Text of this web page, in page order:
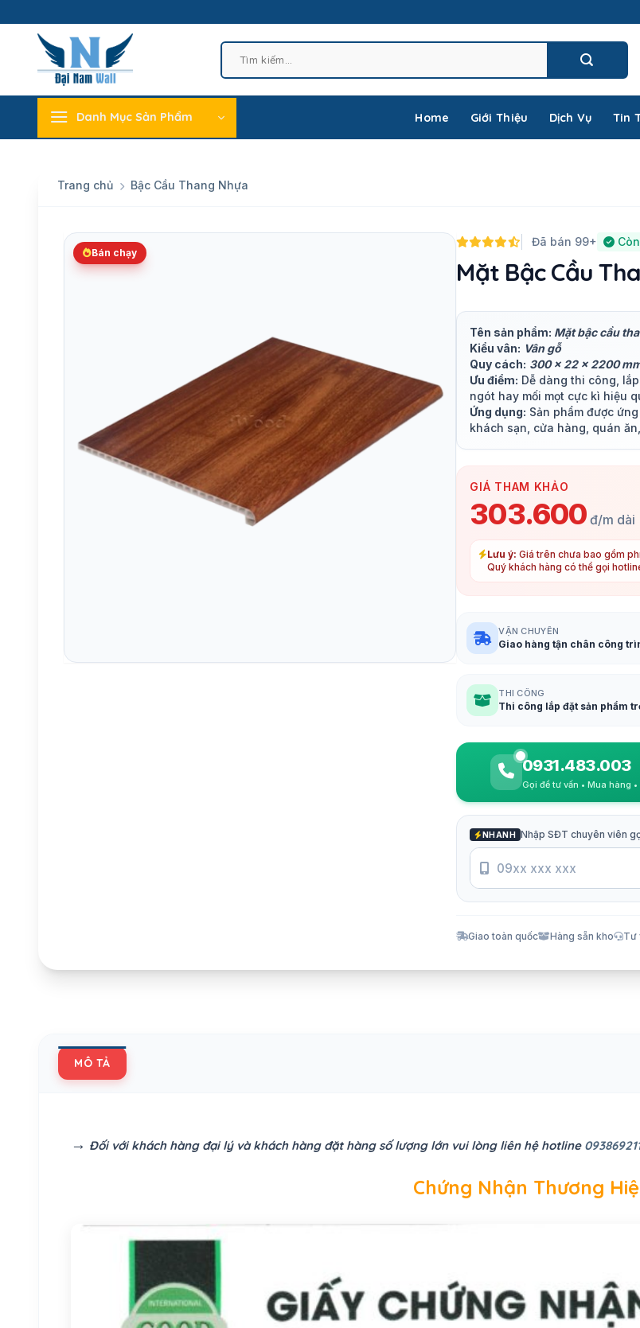
to
content
Danh Mục Sản Phẩm Home Giới Thiệu Dịch Vụ Tin
Trang chủ Bậc Cầu Thang Nhựa
Bán chạy
Đã bán 99+
Mặt Bậc Cầu
Tên sản phẩm: Mặt bậc cầu
Kiểu vân: Vân gỗ
Quy cách: 300 x 22 x 2200
Ưu điểm: Dễ dàng thi công,
ngót hay mối mọt cực kì hiệu
Ứng dụng: Sản phẩm được
khách sạn, cửa hàng, quán
GIÁ THAM KHẢO
303.600 đ/m dài
Lưu ý: Giá trên chưa bao gồm
Quý khách hàng có thể gọi
VẬN CHUYỂN
Giao hàng tận chân công
THI CÔNG
Thi công lắp đặt sản phẩm
0931.483.003
Gọi để tư vấn • Mua hàng
NHANH Nhập SĐT chuyên viên
Giao toàn quốc Hàng sẵn kho Tư
MÔ TẢ
→ Đối với khách hàng đại lý và khách hàng đặt hàng số lượng lớn vui lòng liên hệ hotline
Chứng Nhận Thương